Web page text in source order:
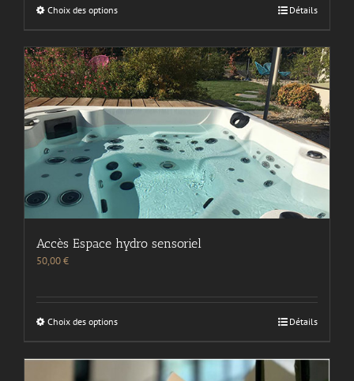
Choix des options Détails
Accès Espace hydro sensoriel
50,00€
Choix des options Détails